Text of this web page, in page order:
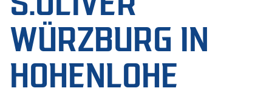
WÜRZBURG IN
HOHENLOHE